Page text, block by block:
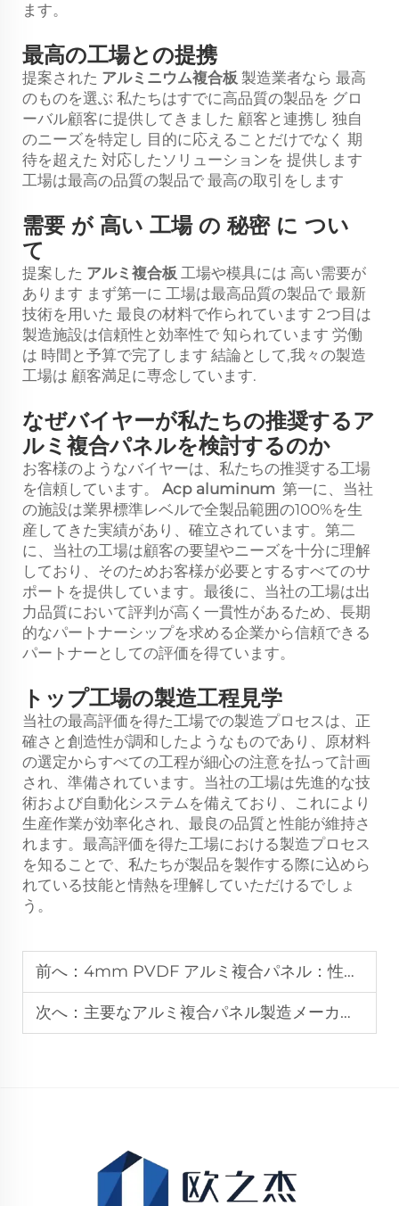
ます。
最高の工場との提携
提案された アルミニウム複合板 製造業者なら 最高
のものを選ぶ 私たちはすでに高品質の製品を グロ
ーバル顧客に提供してきました 顧客と連携し 独自
のニーズを特定し 目的に応えることだけでなく 期
待を超えた 対応したソリューションを 提供します
工場は最高の品質の製品で 最高の取引をします
需要 が 高い 工場 の 秘密 に つい
て
提案した アルミ複合板 工場や模具には 高い需要が
あります まず第一に 工場は最高品質の製品で 最新
技術を用いた 最良の材料で作られています 2つ目は
製造施設は信頼性と効率性で 知られています 労働
は 時間と予算で完了します 結論として,我々の製造
工場は 顧客満足に専念しています.
なぜバイヤーが私たちの推奨するア
ルミ複合パネルを検討するのか
お客様のようなバイヤーは、私たちの推奨する工場
を信頼しています。 Acp aluminum 第一に、当社
の施設は業界標準レベルで全製品範囲の100%を生
産してきた実績があり、確立されています。第二
に、当社の工場は顧客の要望やニーズを十分に理解
しており、そのためお客様が必要とするすべてのサ
ポートを提供しています。最後に、当社の工場は出
力品質において評判が高く一貫性があるため、長期
的なパートナーシップを求める企業から信頼できる
パートナーとしての評価を得ています。
トップ工場の製造工程見学
当社の最高評価を得た工場での製造プロセスは、正
確さと創造性が調和したようなものであり、原材料
の選定からすべての工程が細心の注意を払って計画
され、準備されています。当社の工場は先進的な技
術および自動化システムを備えており、これにより
生産作業が効率化され、最良の品質と性能が維持さ
れます。最高評価を得た工場における製造プロセス
を知ることで、私たちが製品を製作する際に込めら
れている技能と情熱を理解していただけるでしょ
う。
前へ： 4mm PVDF アルミ複合パネル：性能レビュー
次へ： 主要なアルミ複合パネル製造メーカーのランキング